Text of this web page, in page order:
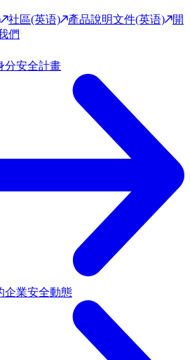
社區(英语) 產品說明文件(英语)
開
們
分安全計畫
企業安全動態